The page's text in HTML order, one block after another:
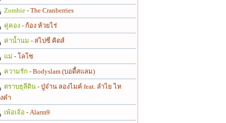
Zombie - The Cranberries
คู่คอง - ก้อง ห้วยไร่
ค่าน้ำนม - สไปซี่ คิดส์
แม่ - โลโซ
ความรัก - Bodyslam (บอดี้สแลม)
ตราบธุลีดิน - ปู่จ๋าน ลองไมค์ feat. ลำไย ไห
คำ
เพ้อเจ้อ - Alarm9